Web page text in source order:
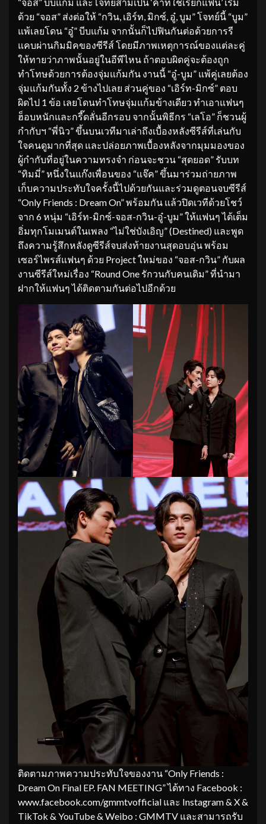
ด้วย “จอส” ส่งต่อให้ “กวิน, เอิร์ท, มิกซ์, อู๋, บูม” โจทย์นี้ “บูม”
แพ้เลยโดน “อู๋” บีบแก้ม จากนั้นก็ไปฟินกันต่อด้วยการรี
แคบผ่านกิมมิคของซีรีส์ โดยมีภาพเหตุการณ์ของแต่ละคู่
ให้ทายว่าภาพนั้นอยู่ในอีพีไหน ถ้าตอบผิดคู่จะต้องถูก
ทำโทษด้วยการต้องจุ่มแก้มกัน งานนี้ “อู๋-บูม” แพ้คู่เลยต้อง
จุ่มแก้มกันทั้ง 2 ข้างไปเลย ส่วนคู่ของ “เอิร์ท-มิกซ์” ตอบ
ผิดไป 1 ข้อ เลยโดนทำโทษจุ่มแก้มข้างเดียว ทำเอาแฟนๆ
ฮ็อบหนักและกรี๊ดลั่นอีกรอบ จากนั้นพิธีกร “เลโอ” ก็ชวนผู้
กำกับฯ “พี่นิว” ขึ้นบนเวทีมาเล่าถึงเบื้องหลังซีรีส์ที่เล่นกับ
ใจคนดูมากที่สุด และปล่อยภาพเบื้องหลังจากมุมมองของ
ผู้กำกับที่อยู่ในความทรงจำ ก่อนจะชวน “สุดยอด” รับบท
“ทิมมี่” หนึ่งในแก๊งเพื่อนของ “แจ๊ค” ขึ้นมาร่วมถ่ายภาพ
เก็บความประทับใจครั้งนี้ไปด้วยกันและร่วมดูตอนจบซีรีส์
“Only Friends : Dream On” พร้อมกัน แล้วปิดเวทีด้วยโชว์
จาก 6 หนุ่ม “เอิร์ท-มิกซ์-จอส-กวิน-อู๋-บูม” ให้แฟนๆ ได้เต็ม
อิ่มทุกโมเมนต์ในเพลง “ไม่ใช่บังเอิญ” (Destined) และพูด
ถึงความรู้สึกหลังดูซีรีส์จบส่งท้ายงานสุดอบอุ่น พร้อม
เซอร์ไพรส์แฟนๆ ด้วย Project ใหม่ของ “จอส-กวิน” กับผล
งานซีรีส์ใหม่เรื่อง “Round One รักวนกับคนเดิม” ที่นำมา
ฝากให้แฟนๆ ได้ติดตามกันต่อไปอีกด้วย
ติดตามภาพความประทับใจของงาน “Only Friends :
Dream On Final EP. FAN MEETING” ได้ทาง Facebook :
www.facebook.com/gmmtvofficial และ Instagram & X &
TikTok & YouTube & Weibo : GMMTV และสามารถรับ